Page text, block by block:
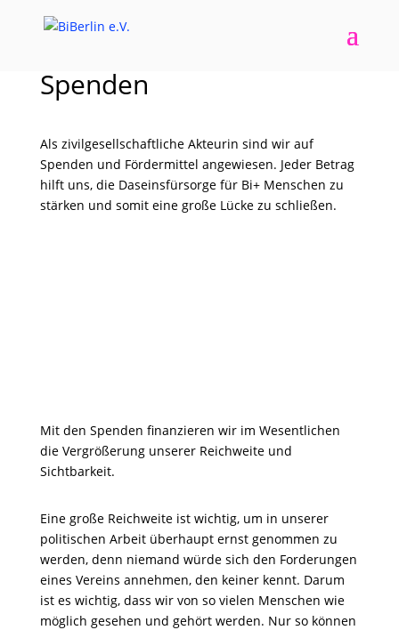
Spenden
Als zivilgesellschaftliche Akteurin sind wir auf
Spenden und Fördermittel angewiesen. Jeder Betrag
hilft uns, die Daseinsfürsorge für Bi+ Menschen zu
stärken und somit eine große Lücke zu schließen.
Mit den Spenden finanzieren wir im Wesentlichen
die Vergrößerung unserer Reichweite und
Sichtbarkeit.
Eine große Reichweite ist wichtig, um in unserer
politischen Arbeit überhaupt ernst genommen zu
werden, denn niemand würde sich den Forderungen
eines Vereins annehmen, den keiner kennt. Darum
ist es wichtig, dass wir von so vielen Menschen wie
möglich gesehen und gehört werden. Nur so können